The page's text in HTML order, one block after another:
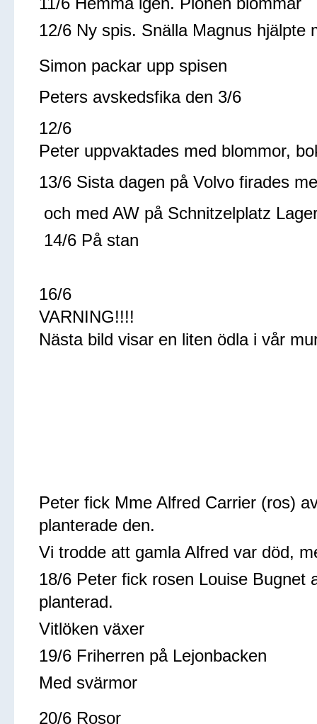
12/6 Ny spis. Snälla Magnus hjälpte
Simon packar upp spisen
Peters avskedsfika den 3/6
12/6
Peter uppvaktades med blommor,
13/6 Sista dagen på Volvo firades
och med AW på Schnitzelplatz
14/6 På stan
16/6
VARNING!!!!
Nästa bild visar en liten ödla i vår
Peter fick Mme Alfred Carrier (ros)
planterade den.
Vi trodde att gamla Alfred var död,
18/6 Peter fick rosen Louise Bugnet
planterad.
Vitlöken växer
19/6 Friherren på Lejonbacken
Med svärmor
20/6 Rosor